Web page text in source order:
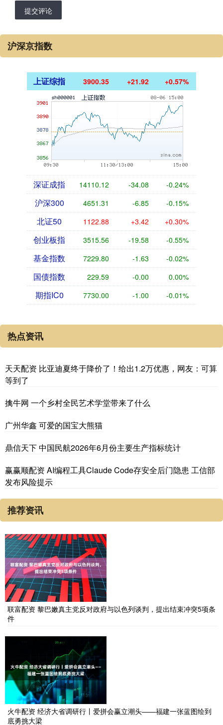
提交评论
沪深京指数
上证综指 3900.35 +21.92 +0.57%
深证成指 14110.12 -34.08 -0.24%
沪深300 4651.31 -6.85 -0.15%
北证50 1122.88 +3.42 +0.30%
创业板指 3515.56 -19.58 -0.55%
基金指数 7229.80 -1.63 -0.02%
国债指数 229.59 -0.00 0.00%
期指IC0 7730.00 -1.00 -0.01%
热点资讯
天天配资 比亚迪夏终于降价了！给出1.2万优惠，网友：可算
等到了
擒牛网 一个乡村全民艺术学堂带来了什么
广州华鑫 可爱的国宝大熊猫
鼎信天下 中国民航2026年6月份主要生产指标统计
赢赢顺配资 AI编程工具Claude Code存安全后门隐患 工信部
发布风险提示
推荐资讯
联富配资 黎巴嫩真主党反对政府与以色列谈判，提出结束冲突5项条
件
火牛配资 经济大省调研行丨爱拼会赢立潮头——福建一张蓝图绘到
底勇挑大梁